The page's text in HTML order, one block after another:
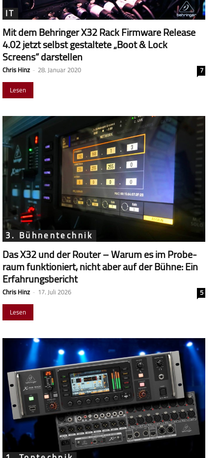
IT
Mit dem Behringer X32 Rack Firmware Release
4.02 jetzt selbst gestaltete „Boot & Lock
Screens“ darstellen
Chris Hinz - 28. Januar 2020
7
Lesen
3. Bühnentechnik
Das X32 und der Router – Warum es im Probe­
raum funk­tio­niert, nicht aber auf der Bühne: Ein
Erfahrungsbericht
Chris Hinz - 17. Juli 2026
5
Lesen